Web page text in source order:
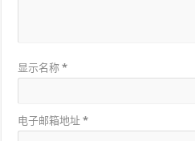
显示名称*
电子邮箱地址*